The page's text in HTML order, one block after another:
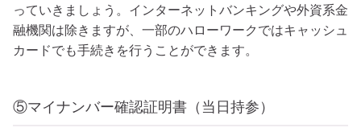
っていきましょう。インターネットバンキングや外資系金
融機関は除きますが、一部のハローワークではキャッシュ
カードでも手続きを行うことができます。
⑤マイナンバー確認証明書（当日持参）